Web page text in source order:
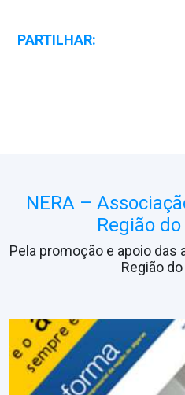
PARTILHAR:
NERA –
Região
Pela promoção e apoio
Região